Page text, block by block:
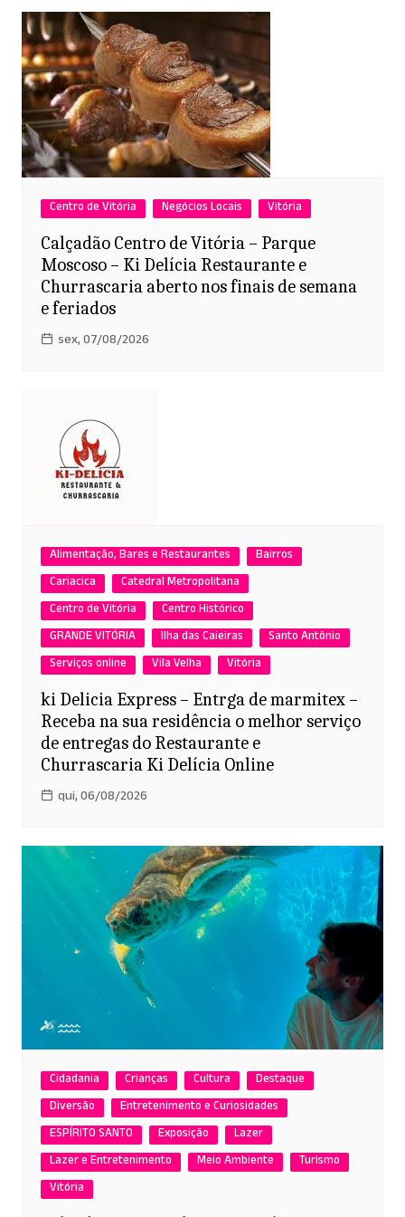
Centro de Vitória Negócios Locais Vitória
Calçadão Centro de Vitória – Parque
Moscoso – Ki Delícia Restaurante e
Churrascaria aberto nos finais de semana
e feriados
sex, 07/08/2026
Alimentação, Bares e Restaurantes
Bairros
Cariacica
Catedral Metropolitana
Centro de Vitória
Centro Histórico
GRANDE VITÓRIA
Ilha das Caieiras
Santo Antônio
Serviços online
Vila Velha Vitória
ki Delicia Express – Entrga de marmitex –
Receba na sua residência o melhor serviço
de entregas do Restaurante e
Churrascaria Ki Delícia Online
qui, 06/08/2026
Cidadania Crianças Cultura
Destaque
Diversão
Entretenimento e Curiosidades
ESPÍRITO SANTO
Exposição
Lazer
Lazer e Entretenimento
Meio Ambiente
Turismo
Vitória